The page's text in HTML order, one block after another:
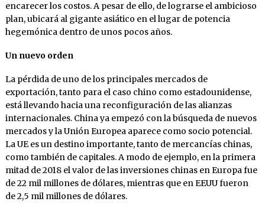
encarecer los costos. A pesar de ello, de lograrse el ambicioso
plan, ubicará al gigante asiático en el lugar de potencia
hegemónica dentro de unos pocos años.
Un nuevo orden
La pérdida de uno de los principales mercados de
exportación, tanto para el caso chino como estadounidense,
está llevando hacia una reconfiguración de las alianzas
internacionales. China ya empezó con la búsqueda de nuevos
mercados y la Unión Europea aparece como socio potencial.
La UE es un destino importante, tanto de mercancías chinas,
como también de capitales. A modo de ejemplo, en la primera
mitad de 2018 el valor de las inversiones chinas en Europa fue
de 22 mil millones de dólares, mientras que en EEUU fueron
de 2,5 mil millones de dólares.